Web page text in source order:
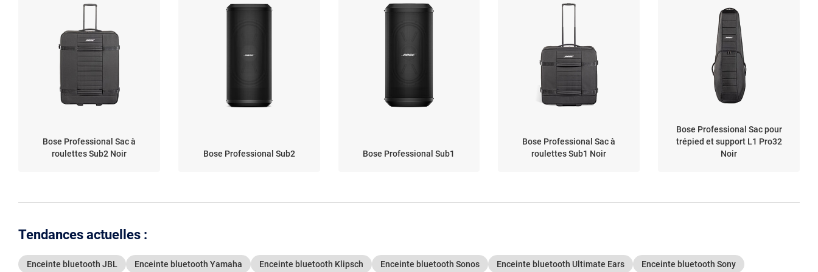
Bose Professional Sac à
roulettes Sub2 Noir
Bose Professional Sub2 Bose Professional Sub1
Bose Professional Sac à
roulettes Sub1 Noir
Bose Professional Sac pour
trépied et support L1 Pro32
Noir
Tendances actuelles :
Enceinte bluetooth JBL Enceinte bluetooth Yamaha Enceinte bluetooth Klipsch Enceinte bluetooth Sonos Enceinte bluetooth Ultimate Ears Enceinte bluetooth Sony